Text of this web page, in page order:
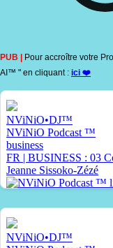
PUB |
Pour accroître votre
AI™ " en cliquant : ici ❤️